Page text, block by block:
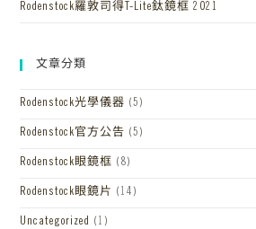
Rodenstock羅敦司得T-Lite鈦鏡框 2021
文章分類
Rodenstock光學儀器 (5)
Rodenstock官方公告 (5)
Rodenstock眼鏡框 (8)
Rodenstock眼鏡片 (14)
Uncategorized (1)